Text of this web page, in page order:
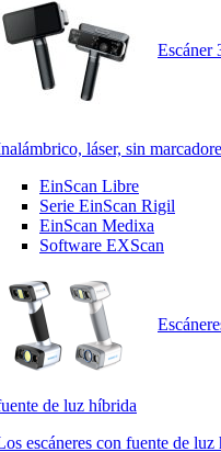
Escáner
láser, sin
EinScan Libre
Serie EinScan Rigil
EinScan Medixa
Software EXScan
de luz híbrida
escáneres con fuente de